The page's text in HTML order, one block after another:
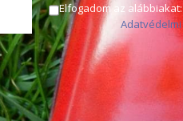
Elfogadom az alábbiakat: